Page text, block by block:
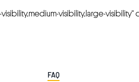
visibility,large-visibility”
FAQ